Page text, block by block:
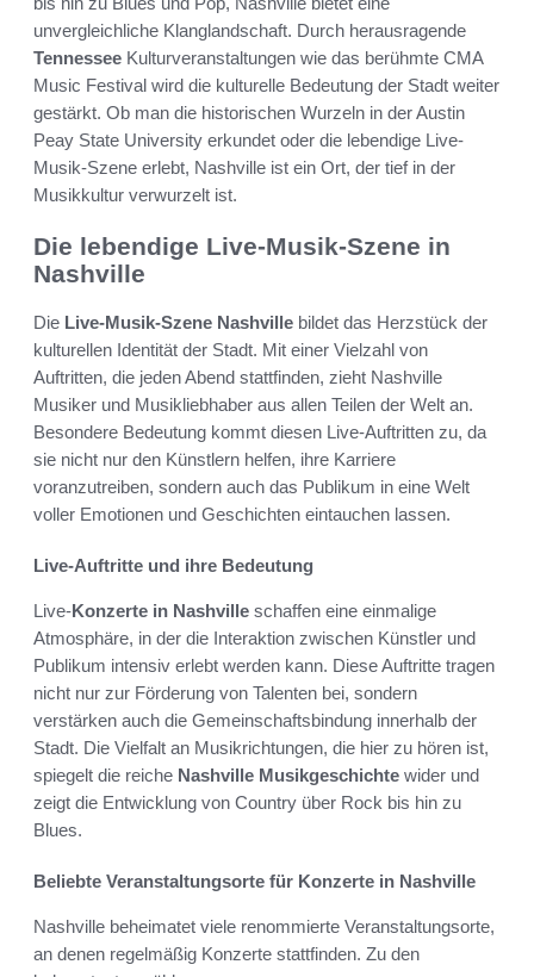
unvergleichliche Klanglandschaft. Durch herausragende
Tennessee Kulturveranstaltungen wie das berühmte CMA
Music Festival wird die kulturelle Bedeutung der Stadt weiter
gestärkt. Ob man die historischen Wurzeln in der Austin
Peay State University erkundet oder die lebendige Live-
Musik-Szene erlebt, Nashville ist ein Ort, der tief in der
Musikkultur verwurzelt ist.
Die lebendige Live-Musik-Szene in
Nashville
Die Live-Musik-Szene Nashville bildet das Herzstück der
kulturellen Identität der Stadt. Mit einer Vielzahl von
Auftritten, die jeden Abend stattfinden, zieht Nashville
Musiker und Musikliebhaber aus allen Teilen der Welt an.
Besondere Bedeutung kommt diesen Live-Auftritten zu, da
sie nicht nur den Künstlern helfen, ihre Karriere
voranzutreiben, sondern auch das Publikum in eine Welt
voller Emotionen und Geschichten eintauchen lassen.
Live-Auftritte und ihre Bedeutung
Live-Konzerte in Nashville schaffen eine einmalige
Atmosphäre, in der die Interaktion zwischen Künstler und
Publikum intensiv erlebt werden kann. Diese Auftritte tragen
nicht nur zur Förderung von Talenten bei, sondern
verstärken auch die Gemeinschaftsbindung innerhalb der
Stadt. Die Vielfalt an Musikrichtungen, die hier zu hören ist,
spiegelt die reiche Nashville Musikgeschichte wider und
zeigt die Entwicklung von Country über Rock bis hin zu
Blues.
Beliebte Veranstaltungsorte für Konzerte in Nashville
Nashville beheimatet viele renommierte Veranstaltungsorte,
an denen regelmäßig Konzerte stattfinden. Zu den